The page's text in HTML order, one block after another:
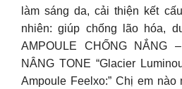
làm sáng da, cải thiện kết
nhiên: giúp chống lão hóa,
AMPOULE CHỐNG NẮNG
NÂNG TONE “Glacier
Ampoule Feelxo:” Chị em nào